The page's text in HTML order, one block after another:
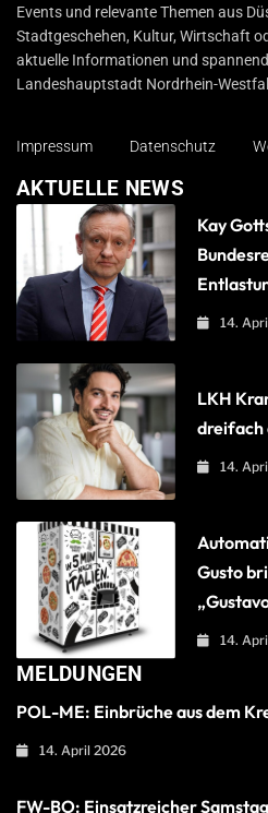
Events und relevante Themen aus
Stadtgeschehen, Kultur, Wirtschaft
aktuelle Informationen und
Landeshauptstadt Nordrhein-
Impressum Datenschutz
AKTUELLE NEWS
Kay
14.
LKH
dreifach
14.
Gusto
14.
MELDUNGEN
POL-ME: Einbrüche aus dem
14. April 2026
FW-BO: Einsatzreicher